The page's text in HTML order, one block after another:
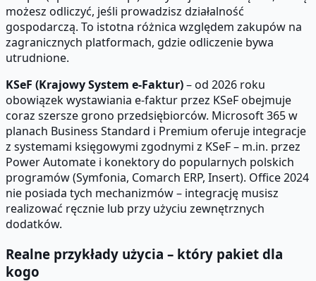
możesz odliczyć, jeśli prowadzisz działalność
gospodarczą. To istotna różnica względem zakupów na
zagranicznych platformach, gdzie odliczenie bywa
utrudnione.
KSeF (Krajowy System e-Faktur)– od 2026 roku
obowiązek wystawiania e-faktur przez KSeF obejmuje
coraz szersze grono przedsiębiorców. Microsoft 365 w
planach Business Standard i Premium oferuje integracje
z systemami księgowymi zgodnymi z KSeF – m.in. przez
Power Automate i konektory do popularnych polskich
programów (Symfonia, Comarch ERP, Insert). Office 2024
nie posiada tych mechanizmów – integrację musisz
realizować ręcznie lub przy użyciu zewnętrznych
dodatków.
Realne przykłady użycia – który pakiet dla
kogo